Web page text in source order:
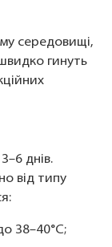
середовищі,
гинуть
днів.
від типу
38–40°C;